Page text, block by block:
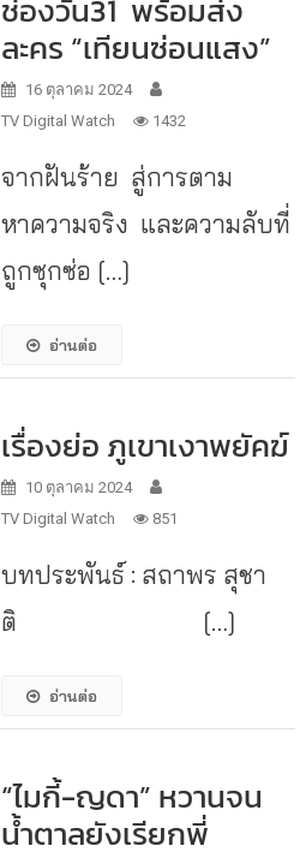
ช่องวัน31 พร้อมส่ง
ละคร “เทียนซ่อนแสง”
16 ตุลาคม 2024
TV Digital Watch
1432
จากฝันร้าย สู่การตาม
หาความจริง และความลับที่
ถูกซุกซ่อ […]
อ่านต่อ
เรื่องย่อ ภูเขาเงาพยัคฆ์
10 ตุลาคม 2024
TV Digital Watch
851
บทประพันธ์ : สถาพร สุชา
ติ […]
อ่านต่อ
“ไมกี้-ญดา” หวานจน
น้ำตาลยังเรียกพี่